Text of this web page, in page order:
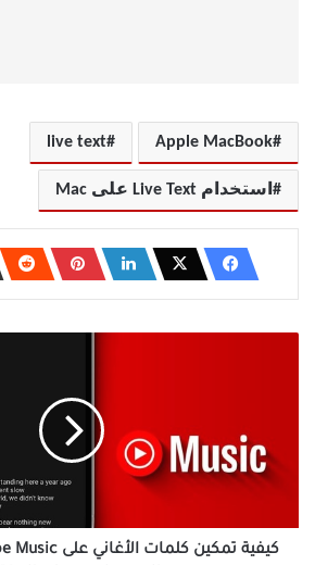
Apple MacBook
live text
استخدام Live Text على Mac
YouTube
Music
الهاتف
المحمول